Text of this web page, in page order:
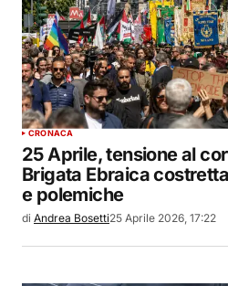
CRONACA
25 Aprile, tensione al
Brigata Ebraica
e polemiche
di Andrea Bosetti25 Aprile 2026, 17:22